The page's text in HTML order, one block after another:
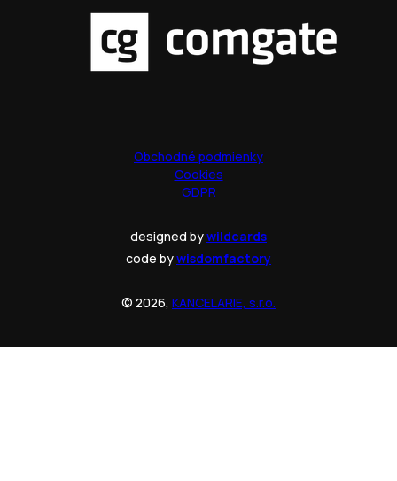
Obchodné podmienky
Cookies
GDPR
designed bywildcards
code bywisdomfactory
© 2026, KANCELARIE, s.r.o.